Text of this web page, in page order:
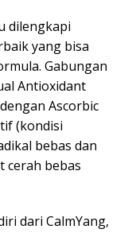
dilengkapi
yang bisa
Gabungan
Antioxidant
Ascorbic
(kondisi
bebas dan
cerah bebas
dari CalmYang,